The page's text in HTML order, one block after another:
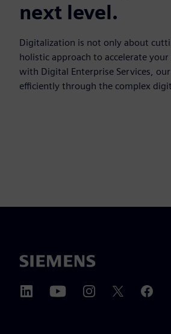
next level.
Digitalization is not only about
holistic approach to accelerate
with Digital Enterprise Services,
efficiently through the complex